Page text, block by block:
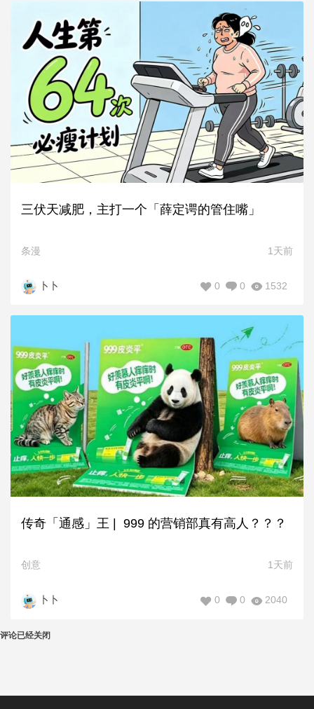
三伏天减肥，主打一个「薛定谔的管住嘴」
条漫 1天前
卜卜 1532
0
0
传奇「通感」王 | 999 的营销部真有高人？？？
创意 1天前
卜卜 2040
0
0
评论已经关闭